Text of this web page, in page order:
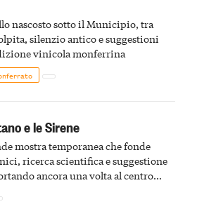
nascosto sotto il Municipio, tra
silenzio antico e suggestioni
vinicola monferrina
e le Sirene
mostra temporanea che fonde
ricerca scientifica e suggestione
ancora una volta al centro
le meraviglie del passato astigiano